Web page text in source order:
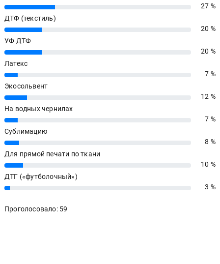
27%
27 %
ДТФ (текстиль)
20%
20 %
УФ ДТФ
20%
20 %
Латекс
7%
7 %
Экосольвент
12%
12 %
На водных чернилах
7%
7 %
Сублимацию
8%
8 %
Для прямой печати по ткани
10%
10 %
ДТГ («футболочный»)
3% 3 %
Проголосовало: 59